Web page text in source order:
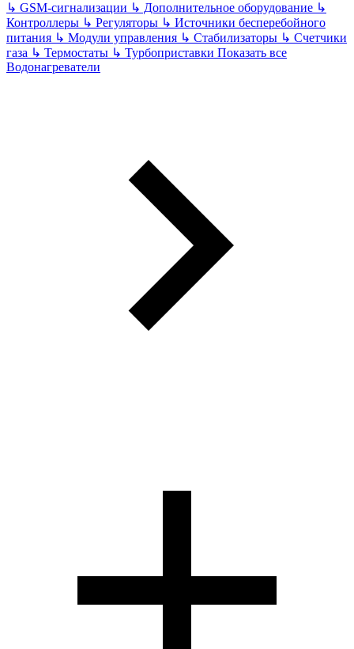
↳ GSM-сигнализации ↳ Дополнительное оборудование ↳
Контроллеры ↳ Регуляторы ↳ Источники бесперебойного
питания ↳ Модули управления ↳ Стабилизаторы ↳ Счетчики
газа ↳ Термостаты ↳ Турбоприставки Показать все
Водонагреватели